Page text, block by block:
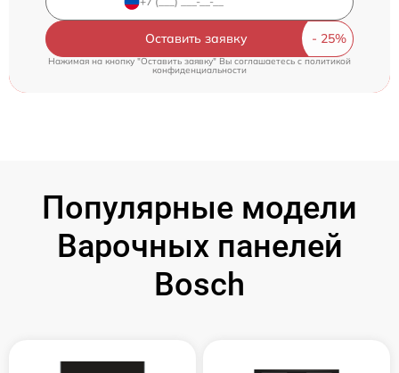
Оставить заявку
Нажимая на кнопку "Оставить заявку" Вы соглашаетесь cполитикой
конфиденциальности
Популярные модели
Варочных панелей
Bosch